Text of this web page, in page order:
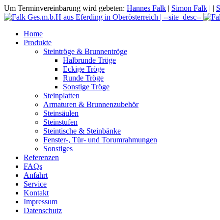
Um Terminvereinbarung wird gebeten: Hannes Falk | Simon Falk | |
Home
Produkte
Steintröge & Brunnentröge
Halbrunde Tröge
Eckige Tröge
Runde Tröge
Sonstige Tröge
Steinplatten
Armaturen & Brunnenzubehör
Steinsäulen
Steinstufen
Steintische & Steinbänke
Fenster-, Tür- und Torumrahmungen
Sonstiges
Referenzen
FAQs
Anfahrt
Service
Kontakt
Impressum
Datenschutz